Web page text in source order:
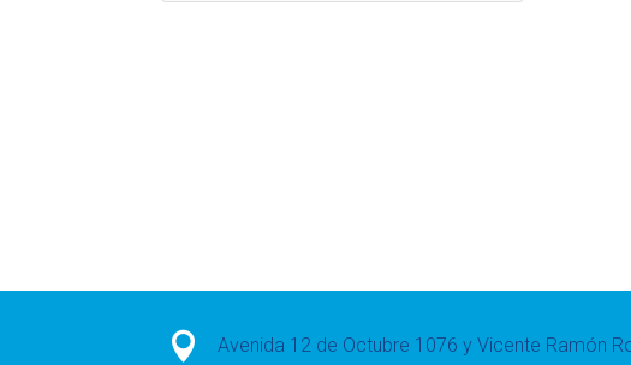
 Avenida 12 de Octubre 1076 y Vicente Ramón